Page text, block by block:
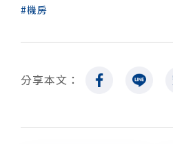
機房
分享本文：